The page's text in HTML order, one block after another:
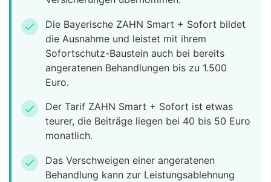
check
Die Bayerische ZAHN Smart + Sofort bildet
die Ausnahme und leistet mit ihrem
Sofortschutz-Baustein auch bei bereits
angeratenen Behandlungen bis zu 1.500
Euro.
check
Der Tarif ZAHN Smart + Sofort ist etwas
teurer, die Beiträge liegen bei 40 bis 50 Euro
monatlich.
check
Das Verschweigen einer angeratenen
Behandlung kann zur Leistungsablehnung